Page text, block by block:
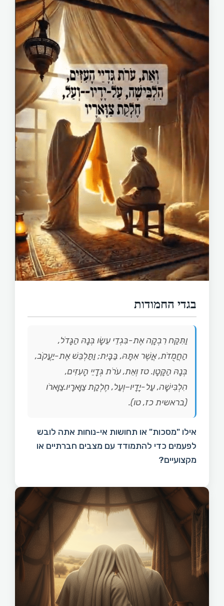
בגדי החמודות
וַתִּקַּח רִבְקָה אֶת-בִּגְדֵי עֵשָׂו בְּנָהּ הַגָּדֹל,
הַחֲמֻדֹת, אֲשֶׁר אִתָּהּ, בַּבָּיִת; וַתַּלְבֵּשׁ אֶת-יַעֲקֹב,
בְּנָהּ הַקָּטָן. טז וְאֵת, עֹרֹת גְּדָיֵי הָעִזִּים,
הִלְבִּישָׁה, עַל-יָדָיו–וְעַל, חֶלְקַת צַוָּארָיו.צַוָּארֹו
(בראשית כז, טו).
אילו "מסכות" או תחושות אי-נוחות אתה לובש
לפעמים כדי להתמודד עם מצבים חברתיים או
מקצועיים?